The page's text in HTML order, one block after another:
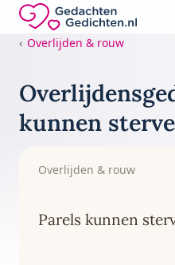
Direct naar de inhoud
Gedachten-Gedichten.nl
Overlijden & rouw
kunnen
Overlijden & rouw
Parels kunnen